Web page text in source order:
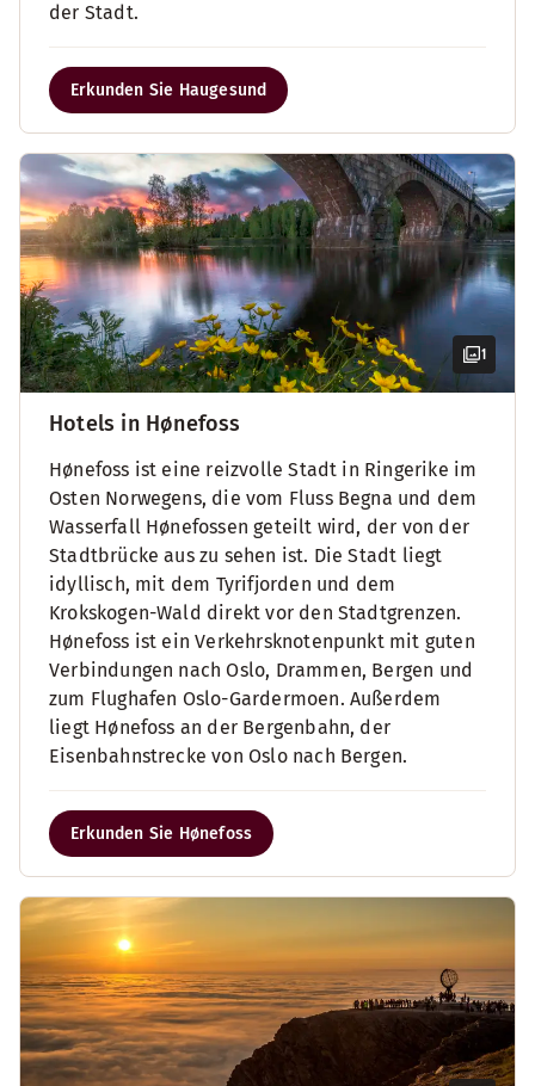
der Stadt.
Erkunden Sie Haugesund
1
Hotels in Hønefoss
Hønefoss ist eine reizvolle Stadt in Ringerike im
Osten Norwegens, die vom Fluss Begna und dem
Wasserfall Hønefossen geteilt wird, der von der
Stadtbrücke aus zu sehen ist. Die Stadt liegt
idyllisch, mit dem Tyrifjorden und dem
Krokskogen-Wald direkt vor den Stadtgrenzen.
Hønefoss ist ein Verkehrsknotenpunkt mit guten
Verbindungen nach Oslo, Drammen, Bergen und
zum Flughafen Oslo-Gardermoen. Außerdem
liegt Hønefoss an der Bergenbahn, der
Eisenbahnstrecke von Oslo nach Bergen.
Erkunden Sie Hønefoss